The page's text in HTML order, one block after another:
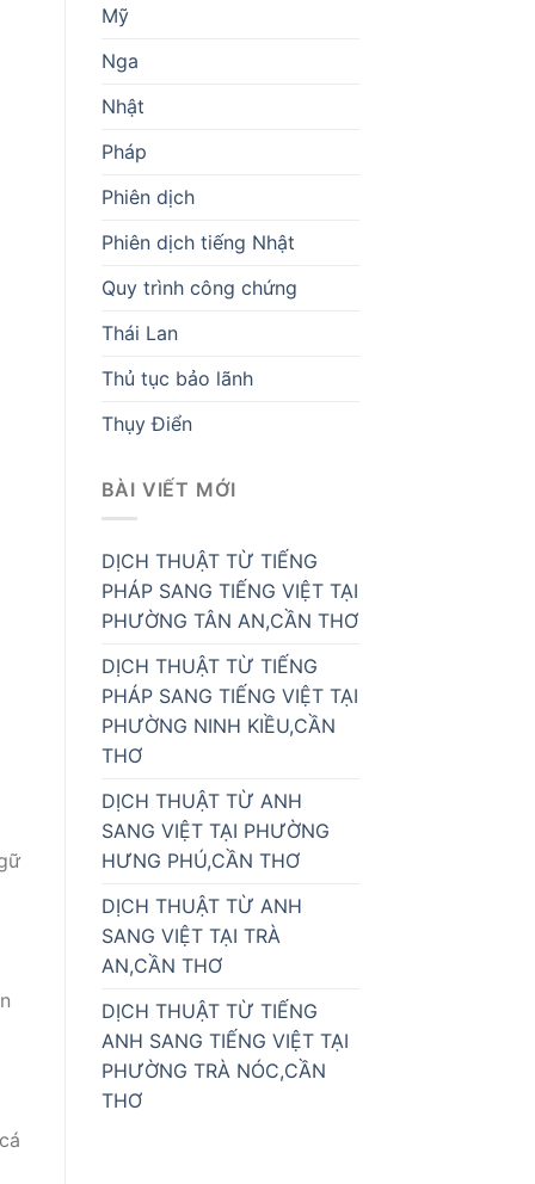
Mỹ
Nga
Nhật
Pháp
Phiên dịch
Phiên dịch tiếng Nhật
Quy trình công chứng
Thái Lan
Thủ tục bảo lãnh
Thụy Điển
BÀI VIẾT MỚI
DỊCH THUẬT TỪ TIẾNG
PHÁP SANG TIẾNG VIỆT TẠI
PHƯỜNG TÂN AN,CẦN THƠ
DỊCH THUẬT TỪ TIẾNG
PHÁP SANG TIẾNG VIỆT TẠI
PHƯỜNG NINH KIỀU,CẦN
THƠ
DỊCH THUẬT TỪ ANH
SANG VIỆT TẠI PHƯỜNG
HƯNG PHÚ,CẦN THƠ
DỊCH THUẬT TỪ ANH
SANG VIỆT TẠI TRÀ
AN,CẦN THƠ
DỊCH THUẬT TỪ TIẾNG
ANH SANG TIẾNG VIỆT TẠI
PHƯỜNG TRÀ NÓC,CẦN
THƠ